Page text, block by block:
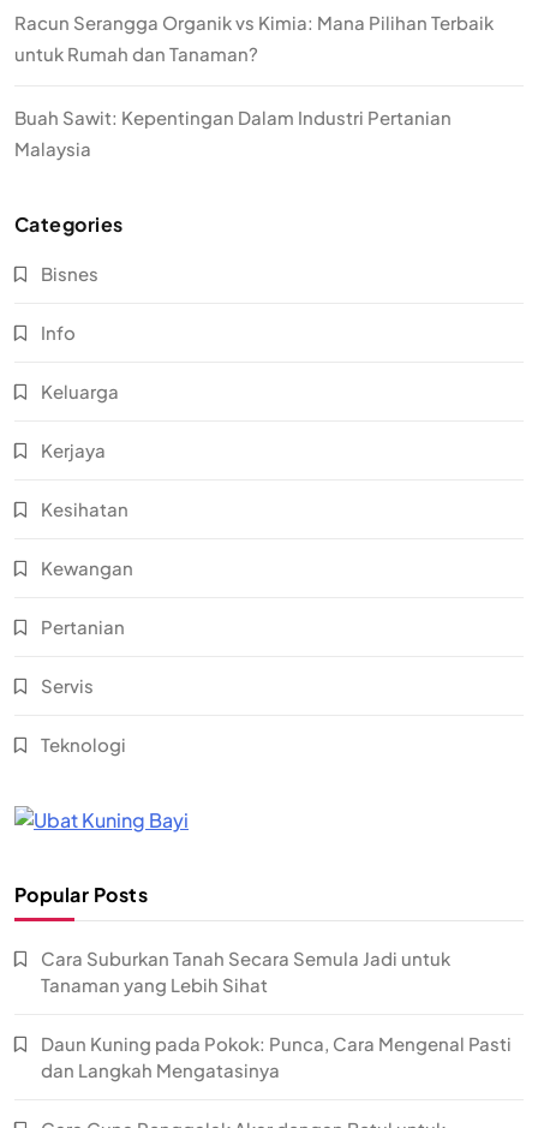
Racun Serangga Organik vs Kimia: Mana Pilihan Terbaik
untuk Rumah dan Tanaman?
Buah Sawit: Kepentingan Dalam Industri Pertanian
Malaysia
Categories
Bisnes
Info
Keluarga
Kerjaya
Kesihatan
Kewangan
Pertanian
Servis
Teknologi
Popular Posts
Cara Suburkan Tanah Secara Semula Jadi untuk
Tanaman yang Lebih Sihat
Daun Kuning pada Pokok: Punca, Cara Mengenal Pasti
dan Langkah Mengatasinya